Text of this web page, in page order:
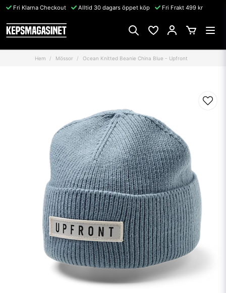
Fri Klarna Checkout Alltid 30 dagars öppet köp Fri Frakt 499 kr
Hem Mössor Ocean Knitted Beanie China Blue - Upfront